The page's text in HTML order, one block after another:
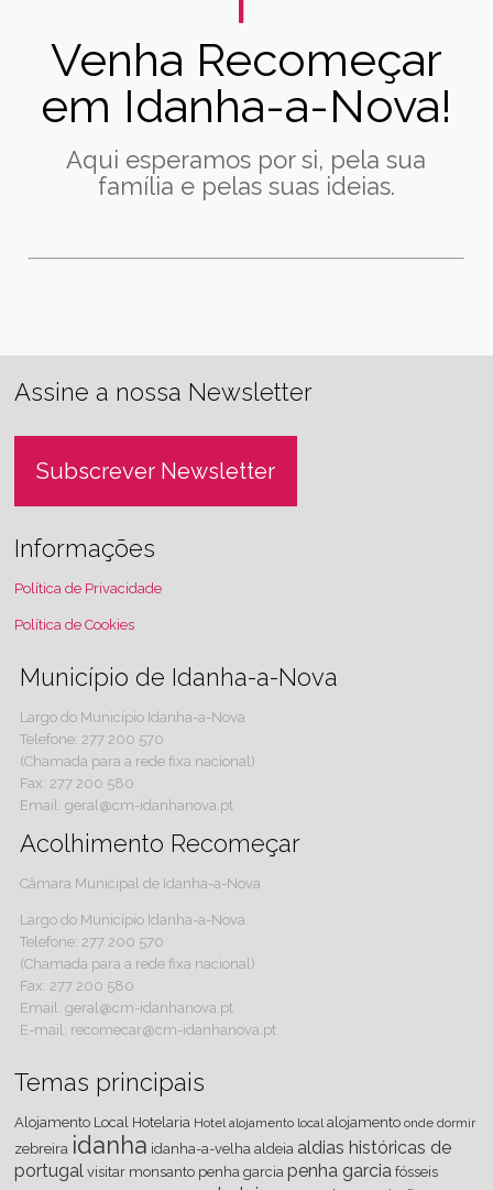
Venha Recomeçar
em Idanha-a-Nova!
Aqui esperamos por si, pela sua
família e pelas suas ideias.
Assine a nossa Newsletter
Subscrever Newsletter
Informações
Política de Privacidade
Política de Cookies
Município de Idanha-a-Nova
Largo do Município Idanha-a-Nova
Telefone: 277 200 570
(Chamada para a rede fixa nacional)
Fax: 277 200 580
Email: geral@cm-idanhanova.pt
Acolhimento Recomeçar
Câmara Municipal de Idanha-a-Nova
Largo do Município Idanha-a-Nova
Telefone: 277 200 570
(Chamada para a rede fixa nacional)
Fax: 277 200 580
Email: geral@cm-idanhanova.pt
E-mail: recomecar@cm-idanhanova.pt
Temas principais
Alojamento Local Hotelaria Hotel alojamento local alojamento onde dormir
zebreira idanha idanha-a-velha aldeia aldias históricas de
portugal visitar monsanto penha garcia penha garcia fósseis